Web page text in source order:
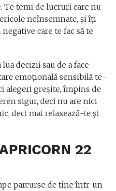
Te temi de lucruri care nu
neînsemnate, şi îţi
care te fac să te
decizii sau de a face
emoţională sensibilă te-
alegeri greşite, împins de
sigur, deci nu are nici
deci mai relaxează-te şi
22
parcurse de tine într-un